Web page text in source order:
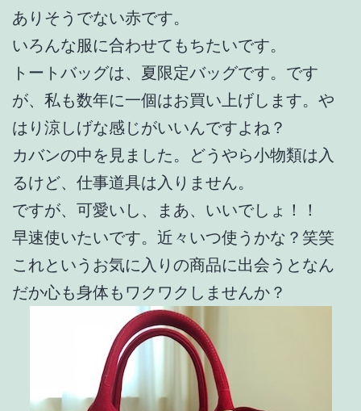
ありそうでない赤です。
いろんな服に合わせてもちたいです。
トートバッグは、夏限定バッグです。です
が、私も数年に一個はお買い上げします。や
はり涼しげな感じがいいんですよね？
カバンの中を見ました。どうやら小物類は入
るけど、仕事道具は入りません。
ですが、可愛いし、まあ、いいでしょ！！
早速使いたいです。近々いつ使うかな？笑笑
これというお気に入りの商品に出会うとなん
だか心も身体もワクワクしませんか？